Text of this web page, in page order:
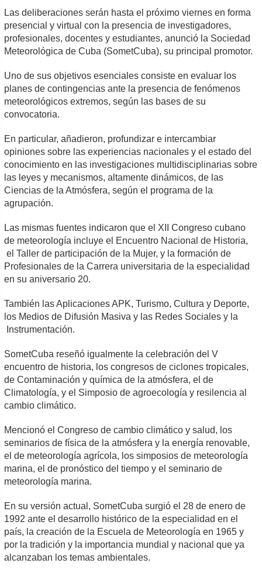
Las deliberaciones serán hasta el próximo viernes en forma
presencial y virtual con la presencia de investigadores,
profesionales, docentes y estudiantes, anunció la Sociedad
Meteorológica de Cuba (SometCuba), su principal promotor.
Uno de sus objetivos esenciales consiste en evaluar los
planes de contingencias ante la presencia de fenómenos
meteorológicos extremos, según las bases de su
convocatoria.
En particular, añadieron, profundizar e intercambiar
opiniones sobre las experiencias nacionales y el estado del
conocimiento en las investigaciones multidisciplinarias sobre
las leyes y mecanismos, altamente dinámicos, de las
Ciencias de la Atmósfera, según el programa de la
agrupación.
Las mismas fuentes indicaron que el XII Congreso cubano
de meteorología incluye el Encuentro Nacional de Historia,
el Taller de participación de la Mujer, y la formación de
Profesionales de la Carrera universitaria de la especialidad
en su aniversario 20.
También las Aplicaciones APK, Turismo, Cultura y Deporte,
los Medios de Difusión Masiva y las Redes Sociales y la
Instrumentación.
SometCuba reseñó igualmente la celebración del V
encuentro de historia, los congresos de ciclones tropicales,
de Contaminación y química de la atmósfera, el de
Climatología, y el Simposio de agroecología y resilencia al
cambio climático.
Mencionó el Congreso de cambio climático y salud, los
seminarios de física de la atmósfera y la energía renovable,
el de meteorología agrícola, los simposios de meteorología
marina, el de pronóstico del tiempo y el seminario de
meteorología marina.
En su versión actual, SometCuba surgió el 28 de enero de
1992 ante el desarrollo histórico de la especialidad en el
país, la creación de la Escuela de Meteorología en 1965 y
por la tradición y la importancia mundial y nacional que ya
alcanzaban los temas ambientales.